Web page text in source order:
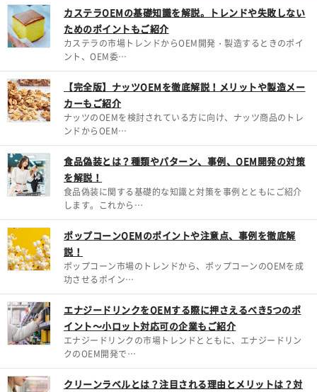
カステラOEMの基礎知識を解説。トレンドや失敗しない
ためのポイントもご紹介
カステラの市場トレンドからOEM開発・製造するときのポイ
ント、OEM委…
【完全版】ナッツOEMを徹底解説！メリットや製造メー
カーもご紹介
ナッツのOEMを検討されている方に向け、ナッツ商品のトレ
ンドからOEM…
食品偽装とは？種類やパターン、事例、OEM開発の対策
を解説！
食品偽装に関する基礎的な知識と対策を事例とともにご紹介
します。これから…
ポップコーンOEMのポイントや注意点、事例を徹底解
説！
ポップコーン市場のトレンドから、ポップコーンのOEMを成
功させるポイン…
エナジードリンクをOEMする際に押さえるべき5つのポ
イント～小ロット対応可の企業もご紹介
エナジードリンクの市場トレンドとともに、エナジードリン
クのOEM開発で…
クリーンラベルとは？注目される理由とメリットは？対